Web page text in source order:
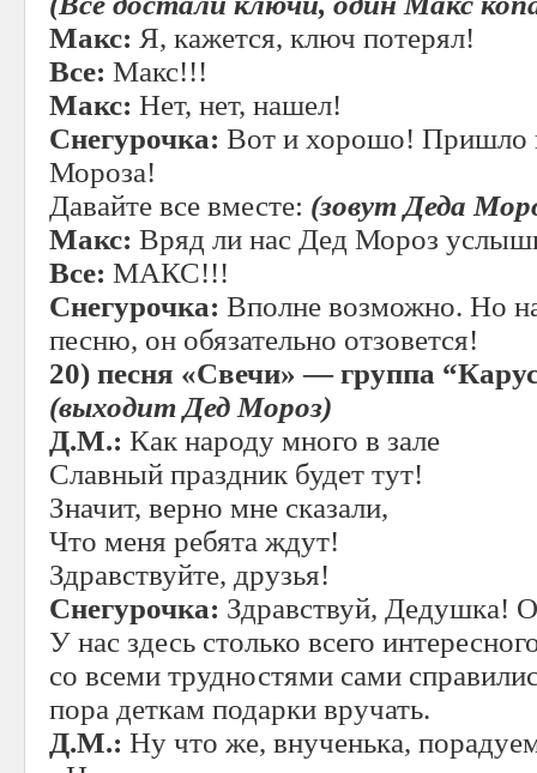
Макс: Я, кажется, ключ потерял!
Все: Макс!!!
Макс: Нет, нет, нашел!
Снегурочка: Вот и хорошо! Пришло
Мороза!
Давайте все вместе: (зовут Деда
Макс: Вряд ли нас Дед Мороз
Все: МАКС!!!
Снегурочка: Вполне возможно. Но
песню, он обязательно отзовется!
20) песня «Свечи» — группа “
(выходит Дед Мороз)
Д.М.: Как народу много в зале
Славный праздник будет тут!
Значит, верно мне сказали,
Что меня ребята ждут!
Здравствуйте, друзья!
Снегурочка: Здравствуй, Дедушка!
У нас здесь столько всего
со всеми трудностями сами
пора деткам подарки вручать.
Д.М.: Ну что же, внученька,